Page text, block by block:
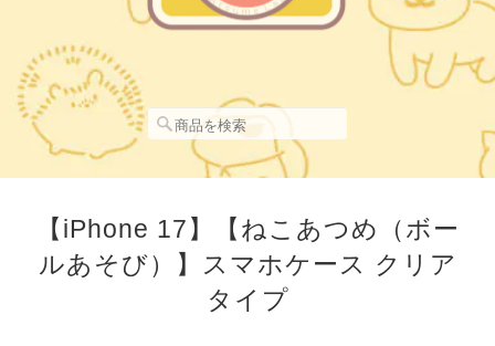
【iPhone 17】【ねこあつめ（ボー
ルあそび）】スマホケース クリア
タイプ